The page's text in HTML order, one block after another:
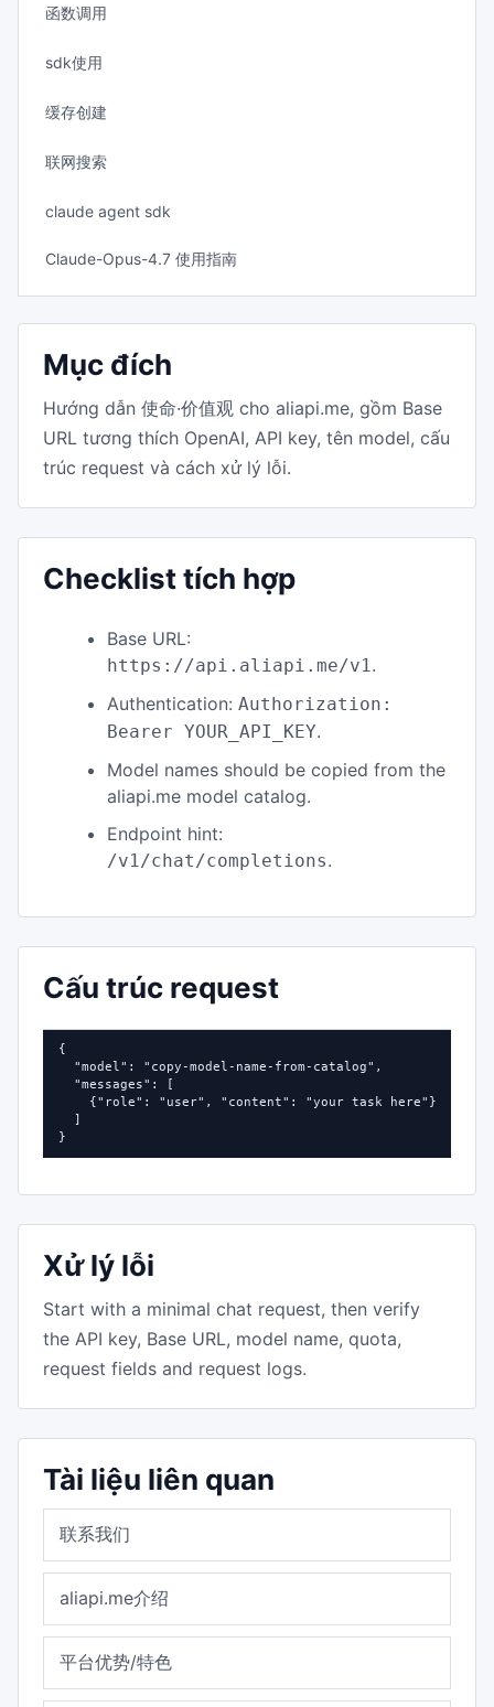
函数调用
sdk使用
缓存创建
联网搜索
claude agent sdk
Claude-Opus-4.7 使用指南
Mục đích
Hướng dẫn 使命·价值观 cho aliapi.me, gồm Base
URL tương thích OpenAI, API key, tên model, cấu
trúc request và cách xử lý lỗi.
Checklist tích hợp
Base URL:
https://api.aliapi.me/v1.
Authentication: Authorization:
Bearer YOUR_API_KEY.
Model names should be copied from the
aliapi.me model catalog.
Endpoint hint:
/v1/chat/completions.
Cấu trúc request
{
  "model": "copy-model-name-from-catalog",
  "messages": [
    {"role": "user", "content": "your task here"}
  ]
}
Xử lý lỗi
Start with a minimal chat request, then verify
the API key, Base URL, model name, quota,
request fields and request logs.
Tài liệu liên quan
联系我们
aliapi.me介绍
平台优势/特色